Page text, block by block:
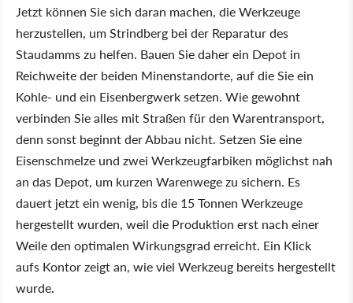
Jetzt können Sie sich daran machen, die Werkzeuge
herzustellen, um Strindberg bei der Reparatur des
Staudamms zu helfen. Bauen Sie daher ein Depot in
Reichweite der beiden Minenstandorte, auf die Sie ein
Kohle- und ein Eisenbergwerk setzen. Wie gewohnt
verbinden Sie alles mit Straßen für den Warentransport,
denn sonst beginnt der Abbau nicht. Setzen Sie eine
Eisenschmelze und zwei Werkzeugfarbiken möglichst nah
an das Depot, um kurzen Warenwege zu sichern. Es
dauert jetzt ein wenig, bis die 15 Tonnen Werkzeuge
hergestellt wurden, weil die Produktion erst nach einer
Weile den optimalen Wirkungsgrad erreicht. Ein Klick
aufs Kontor zeigt an, wie viel Werkzeug bereits hergestellt
wurde.